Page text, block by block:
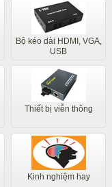
Bộ kéo dài HDMI, VGA,
USB
Thiết bị viễn thông
Kinh nghiệm hay